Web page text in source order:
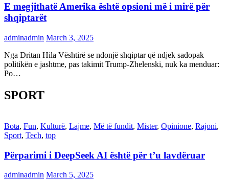
E megjithatë Amerika është opsioni më i mirë për
shqiptarët
adminadmin March 3, 2025
Nga Dritan Hila Vështirë se ndonjë shqiptar që ndjek sadopak
politikën e jashtme, pas takimit Trump-Zhelenski, nuk ka menduar:
Po…
SPORT
Bota, Fun, Kulturë, Lajme, Më të fundit, Mister, Opinione, Rajoni,
Sport, Tech, top
Përparimi i DeepSeek AI është për t’u lavdëruar
adminadmin March 5, 2025